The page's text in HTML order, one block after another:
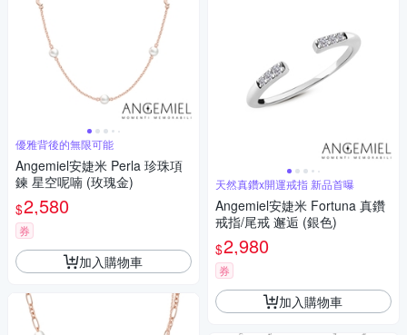
優雅背後的無限可能
Angemiel安婕米 Perla 珍珠項
鍊 星空呢喃 (玫瑰金)
$2,580
券
加入購物車
天然真鑽x開運戒指 新品首曝
Angemiel安婕米 Fortuna 真鑽
戒指/尾戒 邂逅 (銀色)
$2,980
券
加入購物車